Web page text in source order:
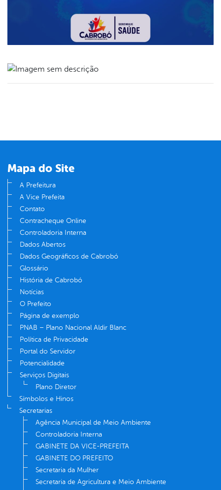
Mapa do Site
A Prefeitura
A Vice Prefeita
Contato
Contracheque Online
Controladoria Interna
Dados Abertos
Dados Geográficos de Cabrobó
Glossário
História de Cabrobó
Notícias
O Prefeito
Página de exemplo
PNAB – Plano Nacional Aldir Blanc
Política de Privacidade
Portal do Servidor
Potencialidade
Serviços Digitais
Plano Diretor
Símbolos e Hinos
Secretarias
Agência Municipal de Meio Ambiente
Controladoria Interna
GABINETE DA VICE-PREFEITA
GABINETE DO PREFEITO
Secretaria da Mulher
Secretaria de Agricultura e Meio Ambiente